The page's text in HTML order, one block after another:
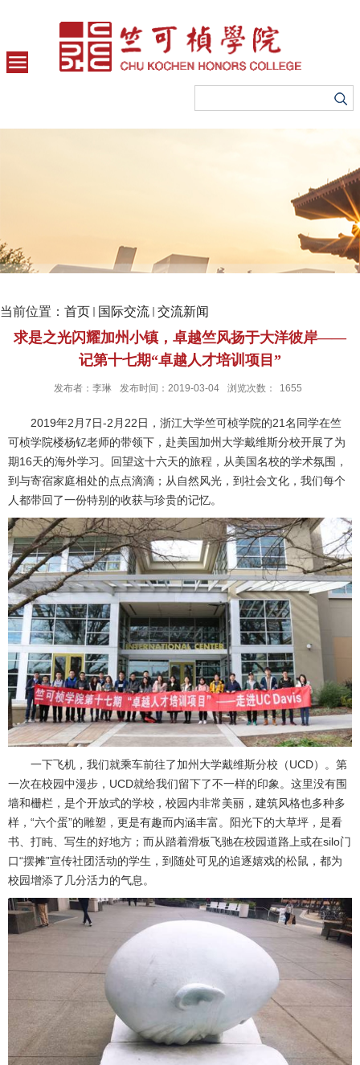
当前位置： 首页 国际交流 交流新闻
求是之光闪耀加州小镇，卓越竺风扬于大洋彼岸――
记第十七期“卓越人才培训项目”
发布者：李琳 发布时间：2019-03-04 浏览次数： 1655
2019年2月7日-2月22日，浙江大学竺可桢学院的21名同学在竺
可桢学院楼杨钇老师的带领下，赴美国加州大学戴维斯分校开展了为
期16天的海外学习。回望这十六天的旅程，从美国名校的学术氛围，
到与寄宿家庭相处的点点滴滴；从自然风光，到社会文化，我们每个
人都带回了一份特别的收获与珍贵的记忆。
一下飞机，我们就乘车前往了加州大学戴维斯分校（UCD）。第
一次在校园中漫步，UCD就给我们留下了不一样的印象。这里没有围
墙和栅栏，是个开放式的学校，校园内非常美丽，建筑风格也多种多
样，“六个蛋”的雕塑，更是有趣而内涵丰富。阳光下的大草坪，是看
书、打盹、写生的好地方；而从踏着滑板飞驰在校园道路上或在silo门
口“摆摊”宣传社团活动的学生，到随处可见的追逐嬉戏的松鼠，都为
校园增添了几分活力的气息。